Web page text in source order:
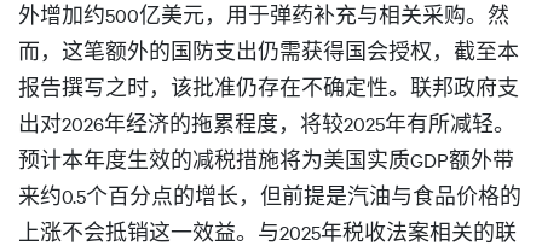
外增加约500亿美元，用于弹药补充与相关采购。然
而，这笔额外的国防支出仍需获得国会授权，截至本
报告撰写之时，该批准仍存在不确定性。联邦政府支
出对2026年经济的拖累程度，将较2025年有所减轻。
预计本年度生效的减税措施将为美国实质GDP额外带
来约0.5个百分点的增长，但前提是汽油与食品价格的
上涨不会抵销这一效益。与2025年税收法案相关的联